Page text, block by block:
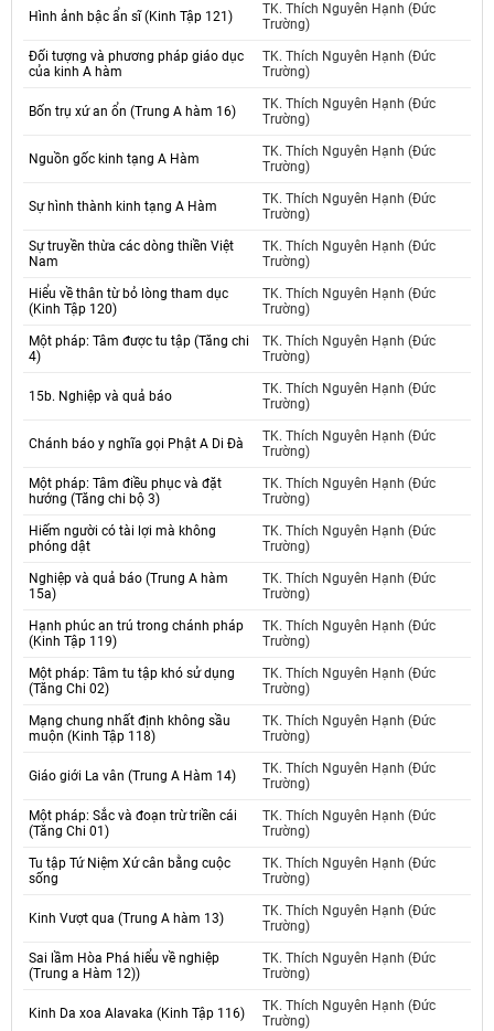
Hình ảnh bậc ẩn sĩ (Kinh Tập 121)
TK. Thích Nguyên Hạnh (Đức
Trường)
Đối tượng và phương pháp giáo dục
của kinh A hàm
TK. Thích Nguyên Hạnh (Đức
Trường)
Bốn trụ xứ an ổn (Trung A hàm 16)
TK. Thích Nguyên Hạnh (Đức
Trường)
Nguồn gốc kinh tạng A Hàm
TK. Thích Nguyên Hạnh (Đức
Trường)
Sự hình thành kinh tạng A Hàm
TK. Thích Nguyên Hạnh (Đức
Trường)
Sự truyền thừa các dòng thiền Việt
Nam
TK. Thích Nguyên Hạnh (Đức
Trường)
Hiểu về thân từ bỏ lòng tham dục
(Kinh Tập 120)
TK. Thích Nguyên Hạnh (Đức
Trường)
Một pháp: Tâm được tu tập (Tăng chi
4)
TK. Thích Nguyên Hạnh (Đức
Trường)
15b. Nghiệp và quả báo
TK. Thích Nguyên Hạnh (Đức
Trường)
Chánh báo y nghĩa gọi Phật A Di Đà
TK. Thích Nguyên Hạnh (Đức
Trường)
Một pháp: Tâm điều phục và đặt
hướng (Tăng chi bộ 3)
TK. Thích Nguyên Hạnh (Đức
Trường)
Hiếm người có tài lợi mà không
phóng dật
TK. Thích Nguyên Hạnh (Đức
Trường)
Nghiệp và quả báo (Trung A hàm
15a)
TK. Thích Nguyên Hạnh (Đức
Trường)
Hạnh phúc an trú trong chánh pháp
(Kinh Tập 119)
TK. Thích Nguyên Hạnh (Đức
Trường)
Một pháp: Tâm tu tập khó sử dụng
(Tăng Chi 02)
TK. Thích Nguyên Hạnh (Đức
Trường)
Mạng chung nhất định không sầu
muộn (Kinh Tập 118)
TK. Thích Nguyên Hạnh (Đức
Trường)
Giáo giới La vân (Trung A Hàm 14)
TK. Thích Nguyên Hạnh (Đức
Trường)
Một pháp: Sắc và đoạn trừ triền cái
(Tăng Chi 01)
TK. Thích Nguyên Hạnh (Đức
Trường)
Tu tập Tứ Niệm Xứ cân bằng cuộc
sống
TK. Thích Nguyên Hạnh (Đức
Trường)
Kinh Vượt qua (Trung A hàm 13)
TK. Thích Nguyên Hạnh (Đức
Trường)
Sai lầm Hòa Phá hiểu về nghiệp
(Trung a Hàm 12))
TK. Thích Nguyên Hạnh (Đức
Trường)
Kinh Da xoa Alavaka (Kinh Tập 116)
TK. Thích Nguyên Hạnh (Đức
Trường)